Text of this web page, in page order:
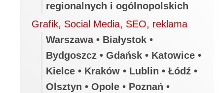
regionalnych i ogólnopolskich
Grafik, Social Media, SEO, reklama
Warszawa • Białystok •
Bydgoszcz • Gdańsk • Katowice •
Kielce • Kraków • Lublin • Łódź •
Olsztyn • Opole • Poznań •